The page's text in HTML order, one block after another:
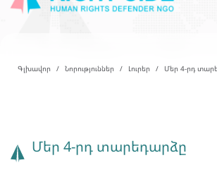
Գլխավոր Նորություններ Լուրեր Մեր 4-րդ
Մեր 4-րդ տարեդարձը